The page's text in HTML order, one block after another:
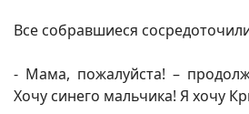
Все собравшиеся
- Мама, пожалуйста! –
Хочу синего мальчика! Я хочу